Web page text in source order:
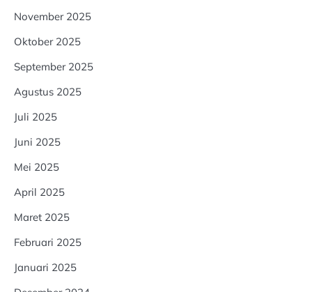
November 2025
Oktober 2025
September 2025
Agustus 2025
Juli 2025
Juni 2025
Mei 2025
April 2025
Maret 2025
Februari 2025
Januari 2025